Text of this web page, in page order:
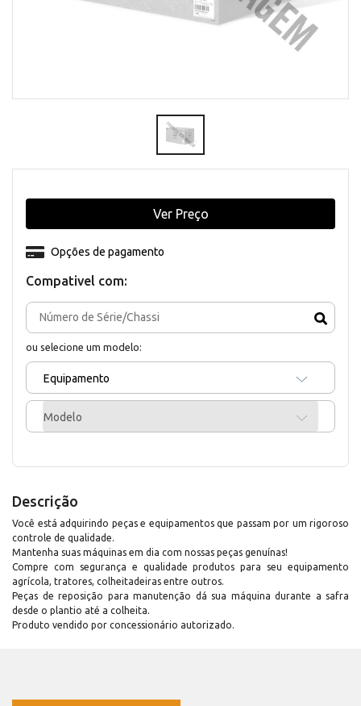
Compativel com:
ou selecione um modelo:
Equipamento
Modelo
Opções de pagamento
Ver Preço
Descrição
Você está adquirindo peças e equipamentos que passam por um rigoroso
controle de qualidade.
Mantenha suas máquinas em dia com nossas peças genuínas!
Compre com segurança e qualidade produtos para seu equipamento
agrícola, tratores, colheitadeiras entre outros.
Peças de reposição para manutenção dá sua máquina durante a safra
desde o plantio até a colheita.
Produto vendido por concessionário autorizado.